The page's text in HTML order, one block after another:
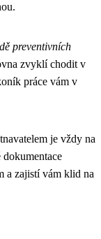
preventivních
zvyklí chodit v
práce vám v
je vždy na
a zajistí vám klid na